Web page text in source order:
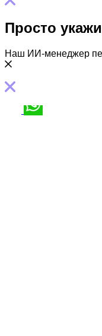
Просто
Наш ИИ-менеджер